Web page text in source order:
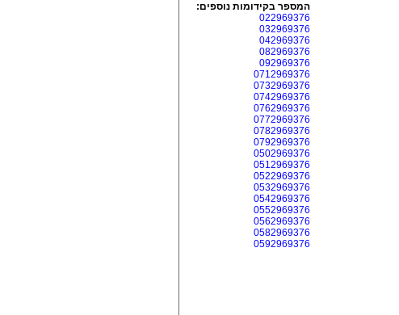
המספר בקידומות נוספים:
022969376
032969376
042969376
082969376
092969376
0712969376
0732969376
0742969376
0762969376
0772969376
0782969376
0792969376
0502969376
0512969376
0522969376
0532969376
0542969376
0552969376
0562969376
0582969376
0592969376